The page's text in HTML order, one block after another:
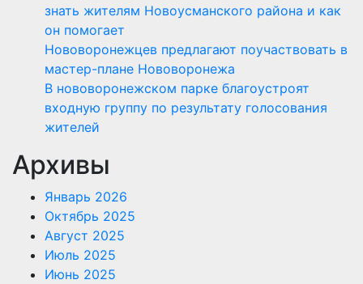
знать жителям Новоусманского района и как
он помогает
Нововоронежцев предлагают поучаствовать в
мастер-плане Нововоронежа
В нововоронежском парке благоустроят
входную группу по результату голосования
жителей
Архивы
Январь 2026
Октябрь 2025
Август 2025
Июль 2025
Июнь 2025